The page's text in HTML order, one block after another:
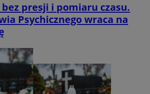
presji i pomiaru czasu.
Psychicznego wraca na